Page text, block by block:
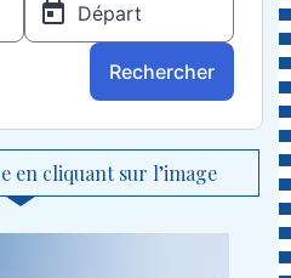
en cliquant sur l’image